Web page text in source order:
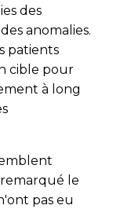
des
anomalies.
patients
cible pour
à long
le
pas eu